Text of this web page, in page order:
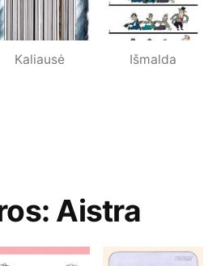
Kaliausė Išmalda
Aistra